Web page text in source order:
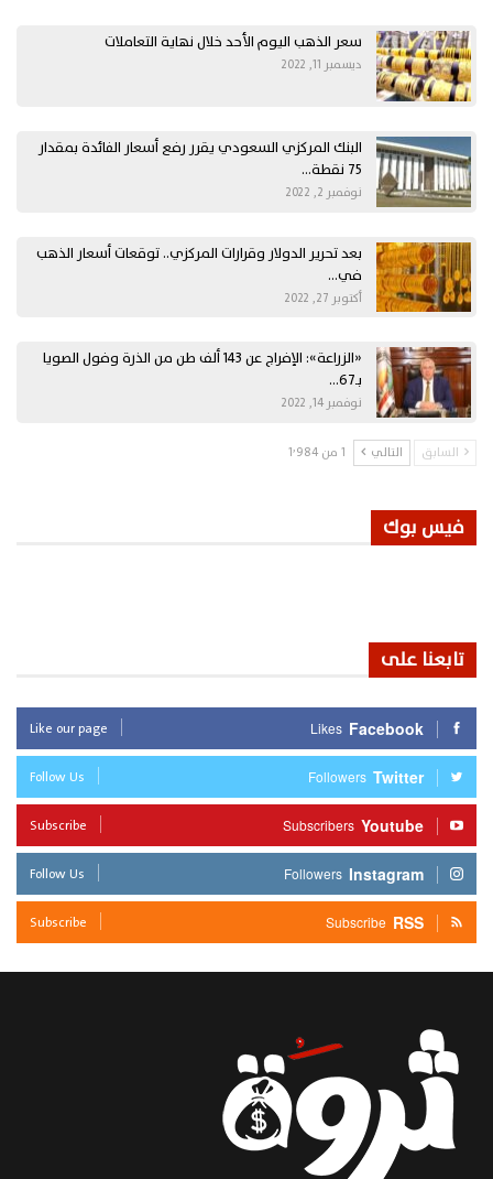
سعر الذهب اليوم الأحد خلال نهاية التعاملات
ديسمبر 11, 2022
البنك المركزي السعودي يقرر رفع أسعار الفائدة بمقدار
75 نقطة…
نوفمبر 2, 2022
بعد تحرير الدولار وقرارات المركزي.. توقعات أسعار الذهب
في…
أكتوبر 27, 2022
«الزراعة»: الإفراج عن 143 ألف طن من الذرة وفول الصويا
بـ67…
نوفمبر 14, 2022
السابق التالي 1 من 1٬984
فيس بوك
تابعنا على
Facebook
Likes
Like our page
Twitter
Followers
Follow Us
Youtube
Subscribers
Subscribe
Instagram
Followers
Follow Us
RSS
Subscribe
Subscribe